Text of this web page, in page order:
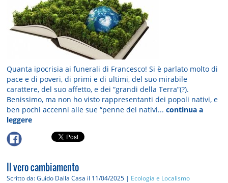
Quanta ipocrisia ai funerali di Francesco! Si è parlato molto di
pace e di poveri, di primi e di ultimi, del suo mirabile
carattere, del suo affetto, e dei “grandi della Terra”(?).
Benissimo, ma non ho visto rappresentanti dei popoli nativi, e
ben pochi accenni alle sue “penne dei nativi...continua a
leggere
Il vero cambiamento
Scritto da: Guido Dalla Casa il 11/04/2025 | Ecologia e Localismo